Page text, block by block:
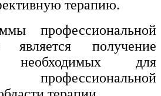
терапию.
профессиональной
является получение
необходимых для